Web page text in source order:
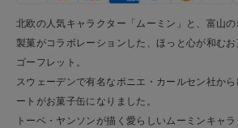
北欧の人気キャラクター「ムーミン」と、富山
製菓がコラボレーションした、ほっと心が和む
ゴーフレット。
スウェーデンで有名なボニエ・カールセン社か
ートがお菓子缶になりました。
トーベ・ヤンソンが描く愛らしいムーミンキャラ